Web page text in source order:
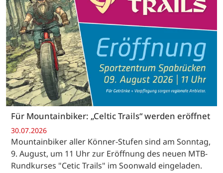
Für Mountainbiker: „Celtic Trails“ werden eröffnet
30.07.2026
Mountainbiker aller Könner-Stufen sind am Sonntag,
9. August, um 11 Uhr zur Eröffnung des neuen MTB-
Rundkurses "Cetic Trails" im Soonwald eingeladen.